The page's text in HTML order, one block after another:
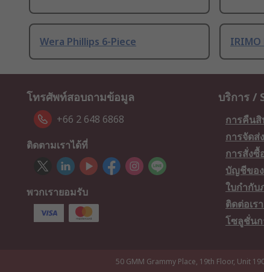
Wera Phillips 6-Piece IRIMO
โทรศัพท์สอบถามข้อมูล
+66 2 648 6868
ติดตามเราได้ที่
พวกเรายอมรับ
บริการ /
การคืน
การจัด
การสั่งซื้
บัญชีขอ
ใบกำกั
ติดต่อเร
โซลูชั่น
50 GMM Grammy Place, 19th Floor, Unit